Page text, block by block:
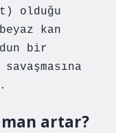
olduğu
kan
bir
artar?